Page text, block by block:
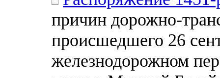
причин дорожно-
происшедшего 26
железнодорожном